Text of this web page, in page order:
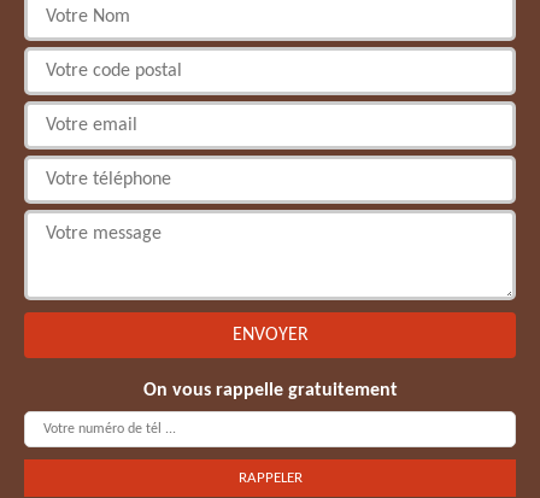
On vous rappelle gratuitement